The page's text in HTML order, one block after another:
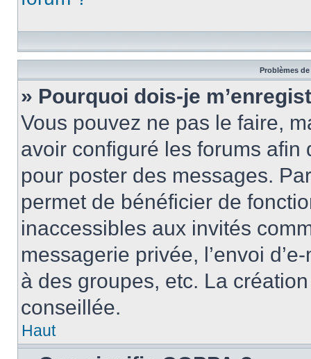
Problèmes
» Pourquoi dois-je
Vous pouvez ne pas le faire,
avoir configuré les forums afin
pour poster des messages.
permet de bénéficier de
inaccessibles aux invités
messagerie privée, l’envoi
à des groupes, etc. La
conseillée.
Haut